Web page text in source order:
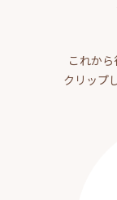
これか
クリップ